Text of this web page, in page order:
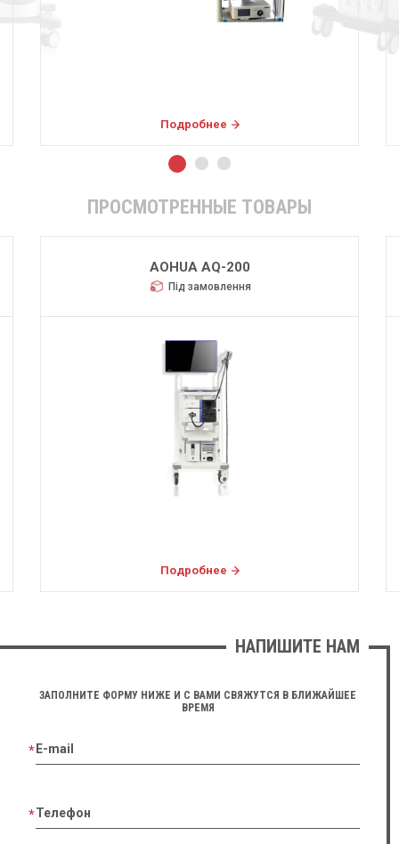
Подробнее
ПРОСМОТРЕННЫЕ ТОВАРЫ
AOHUA AQ-200
Під замовлення
Подробнее
НАПИШИТЕ НАМ
ЗАПОЛНИТЕ ФОРМУ НИЖЕ И С ВАМИ СВЯЖУТСЯ В БЛИЖАЙШЕЕ
ВРЕМЯ
E-mail
Телефон